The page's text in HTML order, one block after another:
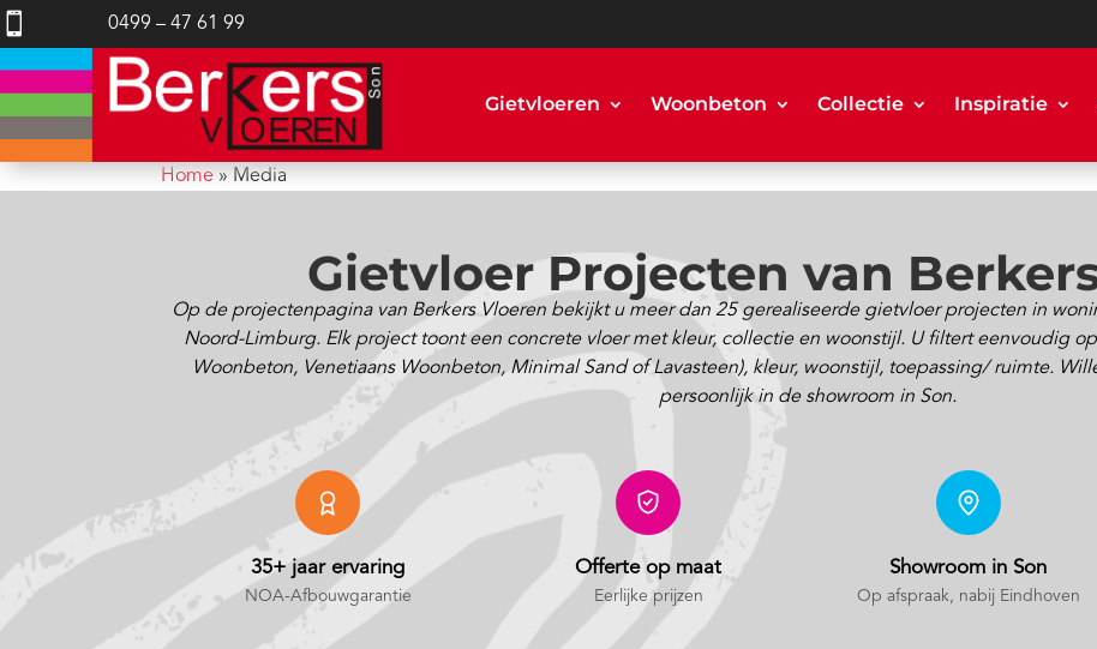
 0499 – 47 61 99
Gietvloeren Woonbeton Collectie Inspiratie
Home » Media
Gietvloer Projecten van
Op de projectenpagina van Berkers Vloeren bekijkt u meer dan 25 gerealiseerde gietvloer projecten in
Noord-Limburg. Elk project toont een concrete vloer met kleur, collectie en woonstijl. U filtert eenvoudig
Woonbeton, Venetiaans Woonbeton, Minimal Sand of Lavasteen), kleur, woonstijl, toepassing/ ruimte.
persoonlijk in de showroom in Son.
35+ jaar ervaring
NOA-Afbouwgarantie
Offerte op maat
Eerlijke prijzen
Showroom in Son
Op afspraak, nabij Eindhoven